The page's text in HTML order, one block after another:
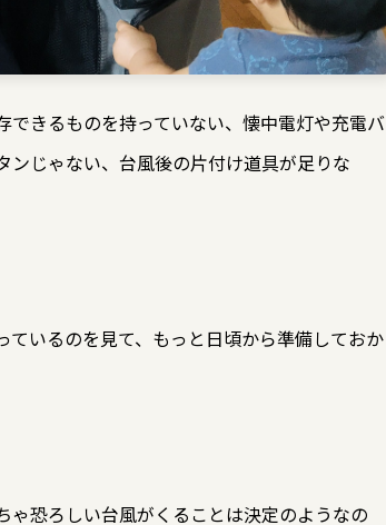
きるものを持っていない、懐中電灯や充電バ
ンじゃない、台風後の片付け道具が足りな
いるのを見て、もっと日頃から準備しておか
恐ろしい台風がくることは決定のようなの